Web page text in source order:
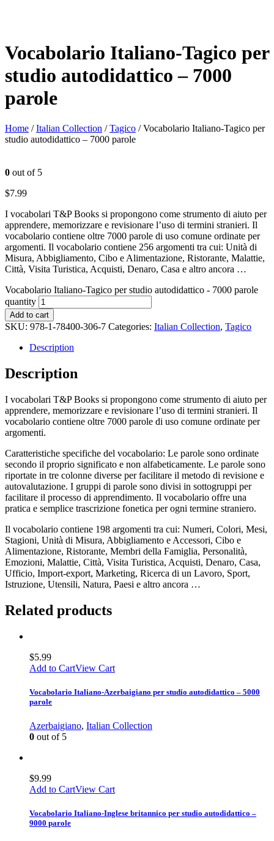
Vocabolario Italiano-Tagico per
studio autodidattico – 7000
parole
Home /Italian Collection /Tagico / Vocabolario Italiano-Tagico per
studio autodidattico – 7000 parole
0 out of 5
$7.99
I vocabolari T&P Books si propongono come strumento di aiuto per
apprendere, memorizzare e revisionare l’uso di termini stranieri. Il
vocabolario contiene oltre 7000 parole di uso comune ordinate per
argomenti. Il vocabolario contiene 256 argomenti tra cui: Unità di
Misura, Abbigliamento, Cibo e Alimentazione, Ristorante, Malattie,
Città, Visita Turistica, Acquisti, Denaro, Casa e altro ancora …
Vocabolario Italiano-Tagico per studio autodidattico - 7000 parole
quantity
Add to cart
SKU: 978-1-78400-306-7 Categories: Italian Collection, Tagico
Description
Description
I vocabolari T&P Books si propongono come strumento di aiuto per
apprendere, memorizzare e revisionare l’uso di termini stranieri. Il
vocabolario contiene oltre 7000 parole di uso comune ordinate per
argomenti.
Caratteristiche specifiche del vocabolario: Le parole sono ordinate
secondo il proprio significato e non alfabeticamente. Le parole sono
riportate in tre colonne diverse per facilitare il metodo di revisione e
autovalutazione. I gruppi di parole sono divisi in sottogruppi per
facilitare il processo di apprendimento. Il vocabolario offre una
pratica e semplice trascrizione fonetica per ogni termine straniero.
Il vocabolario contiene 198 argomenti tra cui: Numeri, Colori, Mesi,
Stagioni, Unità di Misura, Abbigliamento e Accessori, Cibo e
Alimentazione, Ristorante, Membri della Famiglia, Personalità,
Emozioni, Malattie, Città, Visita Turistica, Acquisti, Denaro, Casa,
Ufficio, Import-export, Marketing, Ricerca di un Lavoro, Sport,
Istruzione, Utensili, Natura, Paesi e altro ancora …
Related products
$5.99
Add to CartView Cart
Vocabolario Italiano-Azerbaigiano per studio autodidattico – 5000
parole
Azerbaigiano, Italian Collection
0 out of 5
$9.99
Add to CartView Cart
Vocabolario Italiano-Inglese britannico per studio autodidattico –
9000 parole